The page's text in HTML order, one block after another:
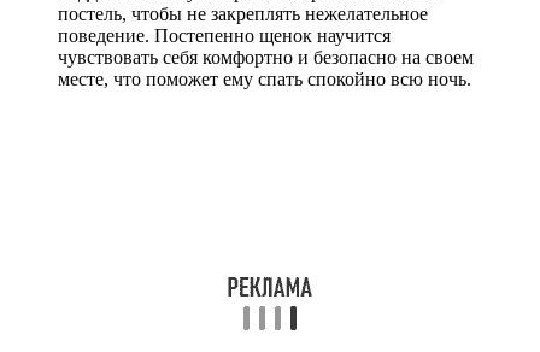
постель, чтобы не закреплять нежелательное
поведение. Постепенно щенок научится
чувствовать себя комфортно и безопасно на своем
месте, что поможет ему спать спокойно всю ночь.